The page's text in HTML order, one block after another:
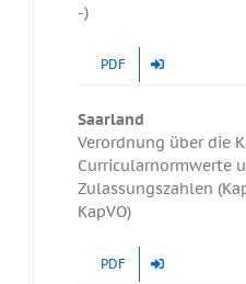
-)
PDF
Saarland
Verordnung über die
Curricularnormwerte
Zulassungszahlen
KapVO)
PDF